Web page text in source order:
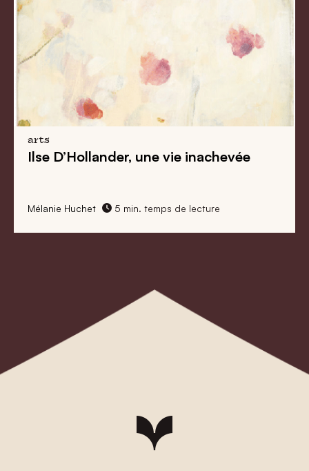
arts
Marthe Donas: Peindre envers et
Mélanie Huchet 5 min. temps de lecture